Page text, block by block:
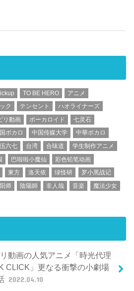
TO BE HERO
アニメ
ク テンセント
ハオライナーズ
リ動画 ボーカロイド
七灵石
ボカロ 中国传媒大学
中華ボカロ
六七 台湾 合味道
学生制作アニメ
巴啦啦小魔仙
彩色铅笔动画
東方 洛天依 绿怪研
罗小黑战记
师 陰陽師 非人哉 音楽 魔法少女
動画の人気アニメ「時光代理
CLICK」更なる衝撃の小劇場
2022.04.10